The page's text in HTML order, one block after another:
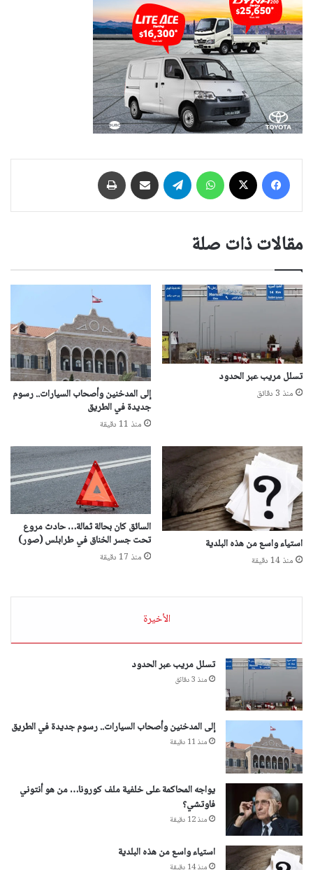
فيسبوك واتساب تيلقرام مشاركة عبر البريد
مقالات ذات صلة
تسلل مريب عبر الحدود
منذ 3 دقائق إلى المدخنين وأصحاب السيارات.. رسوم
جديدة في الطريق
منذ 11 دقيقة
استياء واسع من هذه البلدية
منذ 14 دقيقة
السائق كان بحالة ثمالة… حادث مروع
تحت جسر الخناق في طرابلس (صور)
منذ 17 دقيقة
الأخيرة
تسلل مريب عبر الحدود
منذ 3 دقائق
إلى المدخنين وأصحاب السيارات.. رسوم جديدة في الطريق
منذ 11 دقيقة
يواجه المحاكمة على خلفية ملف كورونا… من هو أنتوني
فاوتشي؟
منذ 12 دقيقة
استياء واسع من هذه البلدية